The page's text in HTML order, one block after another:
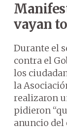
vayan
Durante el
contra el
los
la
realizaron
pidieron
anuncio